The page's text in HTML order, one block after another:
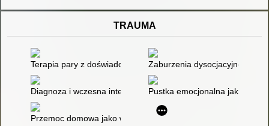
TRAUMA
Terapia pary z doświadczeniem traumyZaburzenia dysocjacyjne po
Diagnoza i wczesna interwencja traumy dziecięcej
Pustka emocjonalna jako efekt
Przemoc domowa jako wydarzenie traumatyczne